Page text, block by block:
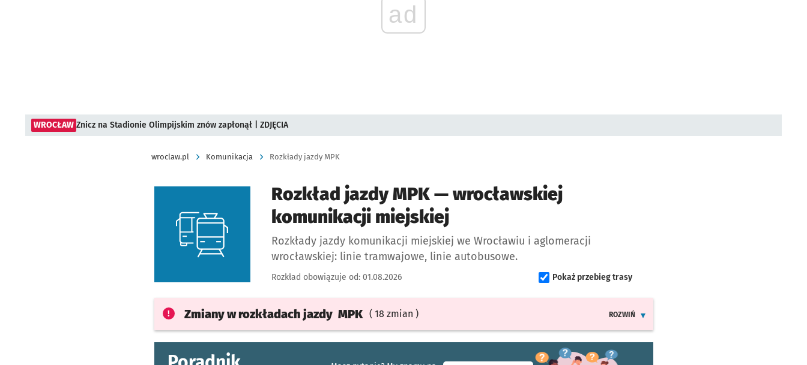
ad
WROCŁAW Znicz na Stadionie Olimpijskim znów zapłonął | ZDJĘCIA
wroclaw.pl Komunikacja Rozkłady jazdy MPK
Rozkład jazdy MPK — wrocławskiej
komunikacji miejskiej
Rozkłady jazdy komunikacji miejskiej we Wrocławiu i aglomeracji
wrocławskiej: linie tramwajowe, linie autobusowe.
Rozkład obowiązuje od: 01.08.2026 Pokaż przebieg trasy
Zmiany w rozkładach jazdy MPK ( 18 zmian )
ROZWIŃ